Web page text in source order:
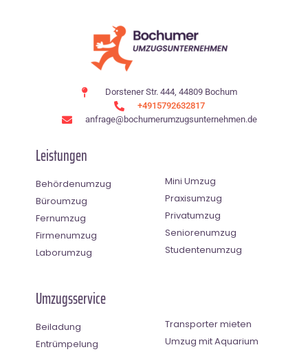
Dorstener Str. 444, 44809 Bochum
+4915792632817
anfrage@bochumerumzugsunternehmen.de
Leistungen
Behördenumzug
Büroumzug
Fernumzug
Firmenumzug
Laborumzug
Mini Umzug
Praxisumzug
Privatumzug
Seniorenumzug
Studentenumzug
Umzugsservice
Beiladung
Entrümpelung
Transporter mieten
Umzug mit Aquarium